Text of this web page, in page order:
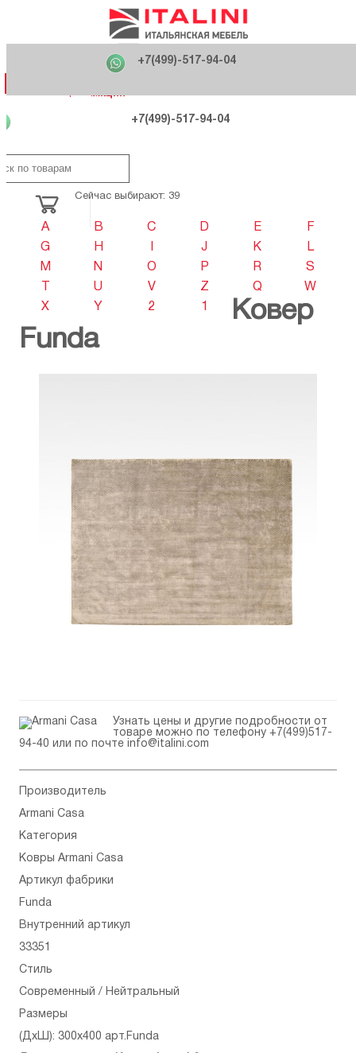
+7(499)-517-94-04
Фабрики
Распродажа
Как купить
О компании
Акция
+7(499)-517-94-04
121170 , г. Москва,
ул. Кутузовский проспект, д. 36 стр.3
+7(499)-517-94-04
Сейчас выбирают: 39
A B C D E
F
G
H J K
L
M
N O P R
S
U V Z Q
W
X
Y 2 1
Ковер
Funda
Узнать цены и другие подробности от
товаре можно по телефону +7(499)517-
94-40 или по почте info@italini.com
Производитель
Armani Casa
Категория
Ковры Armani Casa
Артикул фабрики
Funda
Внутренний артикул
33351
Стиль
Современный / Нейтральный
Размеры
(ДхШ): 300x400 арт.Funda